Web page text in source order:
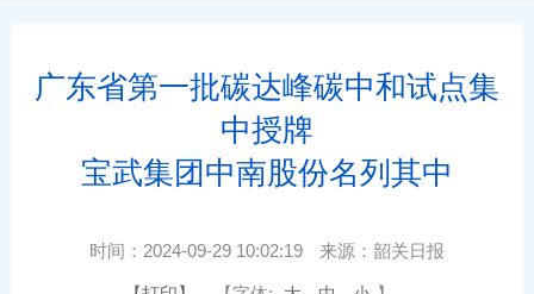
广东省第一批碳达峰碳中和试点集
中授牌
宝武集团中南股份名列其中
时间： 2024-09-29 10:02:19 来源： 韶关日报